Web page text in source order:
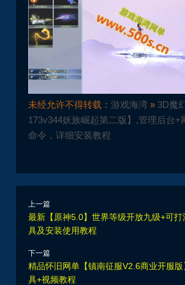
未经允许不得转载：游戏海湾 » 3D魔
173v344妖族崛起第二版】,管理后台+
命令，详细安装教程
上一篇
最新【原神5.0】世界等级开放九级+可
具及安装使用教程
下一篇
精品怀旧网单【镇南征服V2.6商业开服
具+视频教程